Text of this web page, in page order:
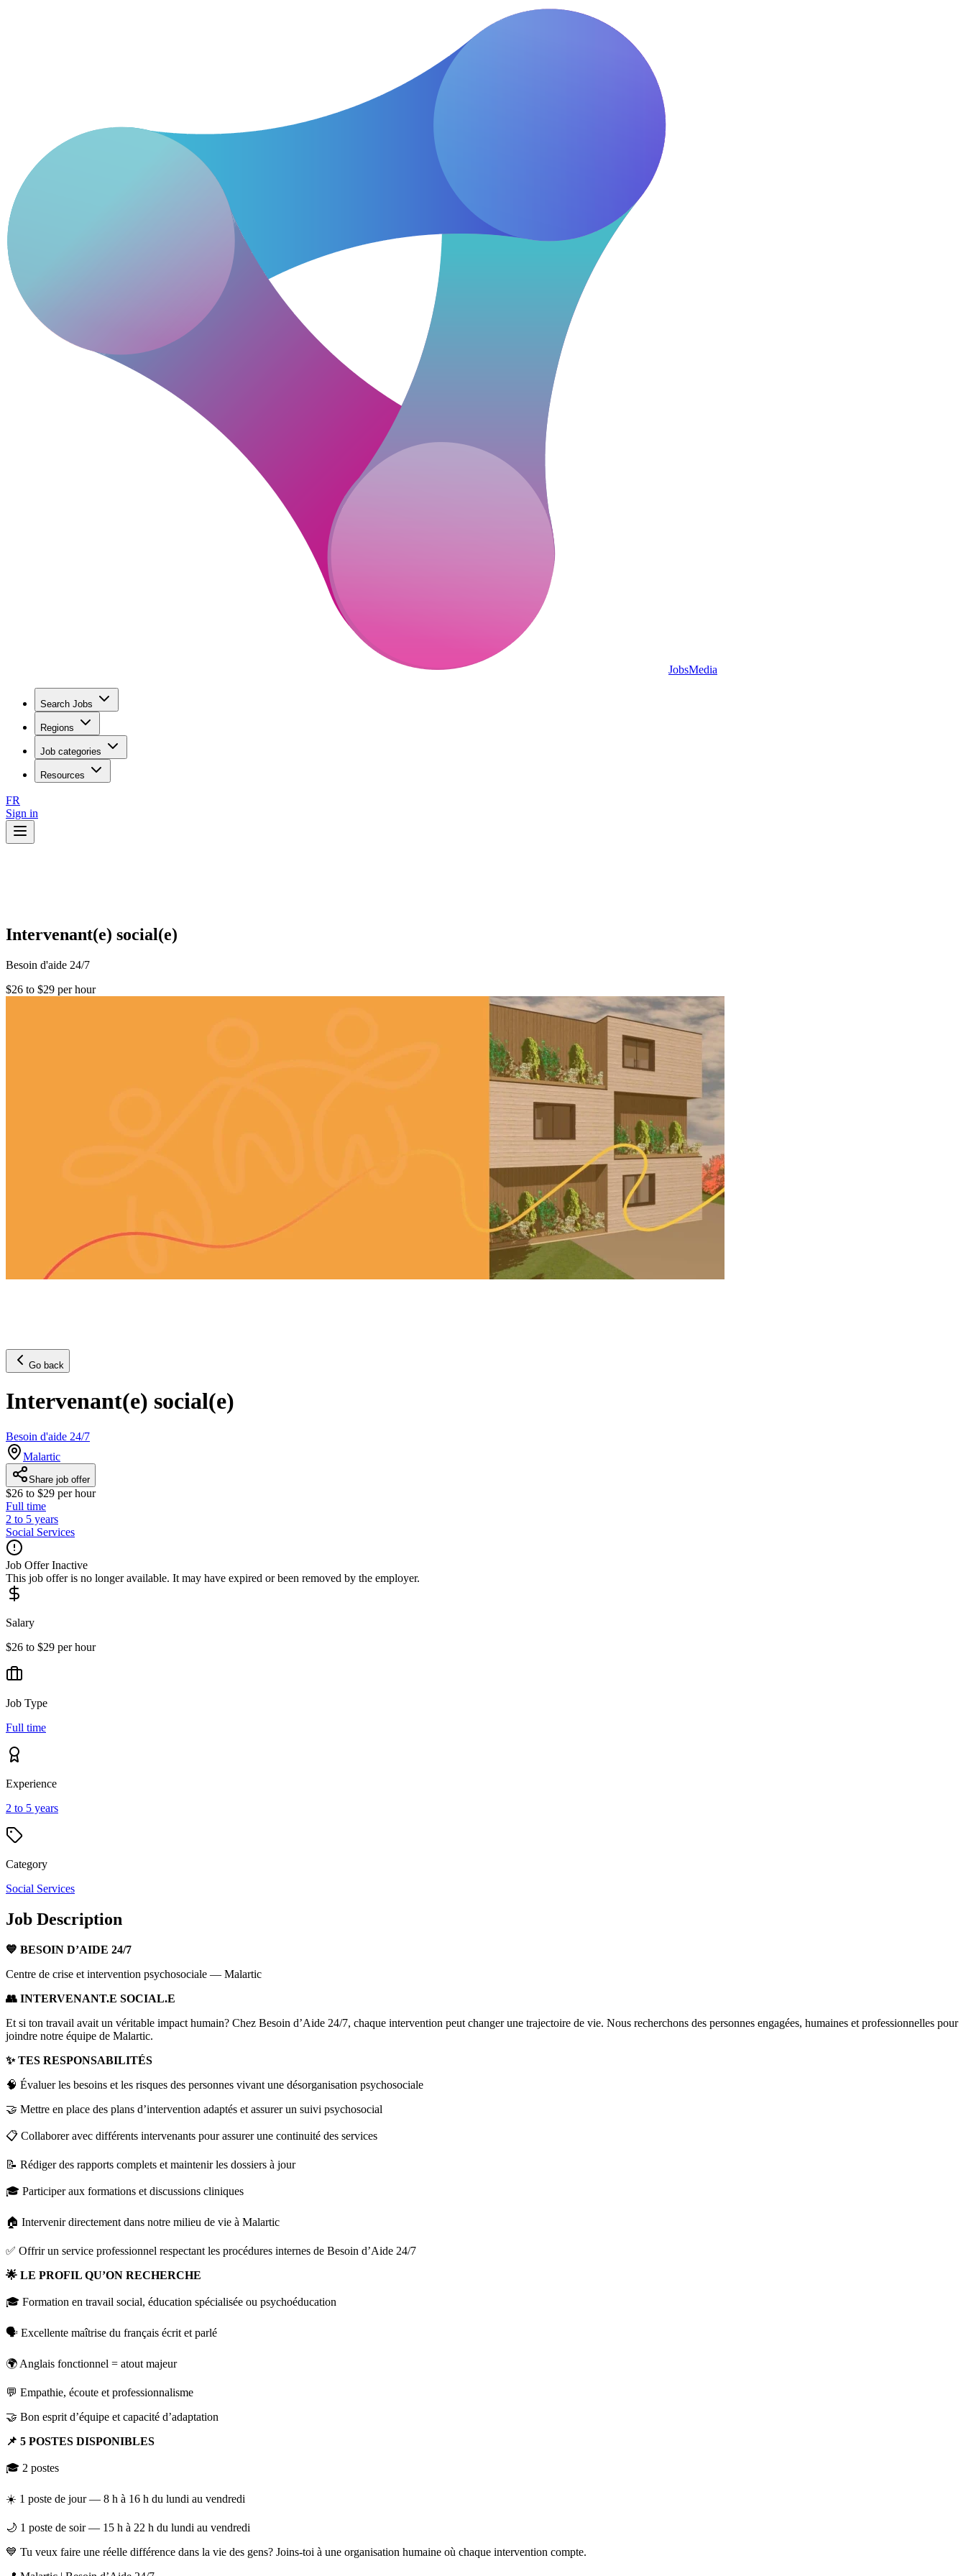
JobsMedia
Search Jobs
Regions
Job categories
Resources
FR
Sign in
Intervenant(e) social(e)
Besoin d'aide 24/7
$26 to $29 per hour
Go back
Intervenant(e) social(e)
Besoin d'aide 24/7
Malartic
Share job offer
$26 to $29 per hour
Full time
2 to 5 years
Social Services
Job Offer Inactive
This job offer is no longer available. It may have expired or been removed by the employer.
Salary
$26 to $29 per hour
Job Type
Full time
Experience
2 to 5 years
Category
Social Services
Job Description
💙 BESOIN D’AIDE 24/7
Centre de crise et intervention psychosociale — Malartic
👥 INTERVENANT.E SOCIAL.E
Et si ton travail avait un véritable impact humain? Chez Besoin d’Aide 24/7, chaque intervention peut changer une trajectoire de vie. Nous recherchons des personnes engagées, humaines et professionnelles pour
joindre notre équipe de Malartic.
✨ TES RESPONSABILITÉS
🧠 Évaluer les besoins et les risques des personnes vivant une désorganisation psychosociale
🤝 Mettre en place des plans d’intervention adaptés et assurer un suivi psychosocial
📋 Collaborer avec différents intervenants pour assurer une continuité des services
📝 Rédiger des rapports complets et maintenir les dossiers à jour
🎓 Participer aux formations et discussions cliniques
🏠 Intervenir directement dans notre milieu de vie à Malartic
✅ Offrir un service professionnel respectant les procédures internes de Besoin d’Aide 24/7
🌟 LE PROFIL QU’ON RECHERCHE
🎓 Formation en travail social, éducation spécialisée ou psychoéducation
🗣️ Excellente maîtrise du français écrit et parlé
🌍 Anglais fonctionnel = atout majeur
💬 Empathie, écoute et professionnalisme
🤝 Bon esprit d’équipe et capacité d’adaptation
📌 5 POSTES DISPONIBLES
🎓 2 postes
☀️ 1 poste de jour — 8 h à 16 h du lundi au vendredi
🌙 1 poste de soir — 15 h à 22 h du lundi au vendredi
💙 Tu veux faire une réelle différence dans la vie des gens? Joins-toi à une organisation humaine où chaque intervention compte.